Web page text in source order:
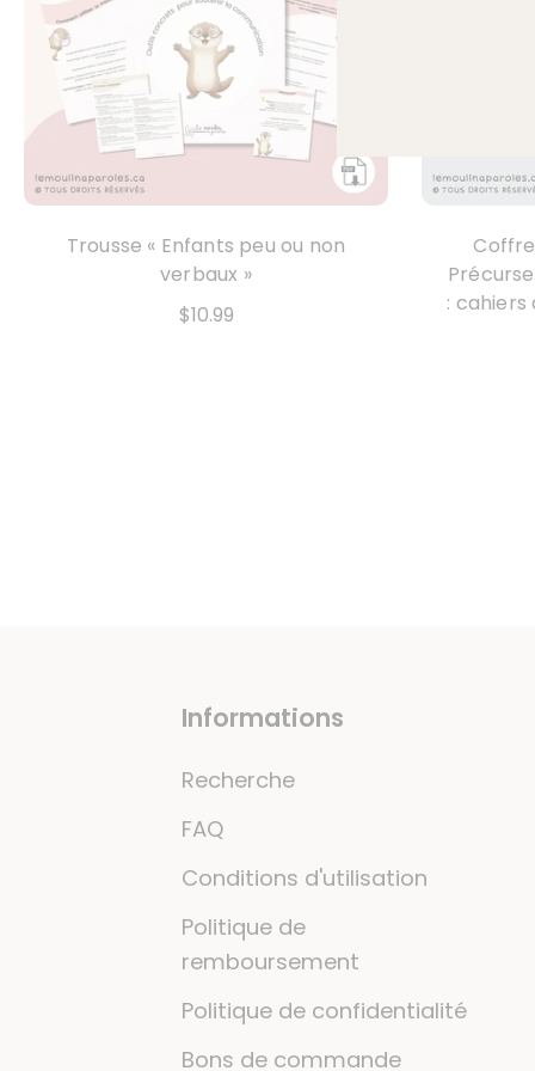
Trousse « Enfants peu ou non
verbaux »
$10.99
: cahiers
Informations
Recherche
FAQ
Conditions d'utilisation
Politique de
remboursement
Politique de confidentialité
Bons de commande